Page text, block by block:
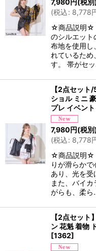
(税込: 8,778
☆商品説明☆
のシルエット
布地を使用し
れているため
す。 帯がセ
【2点セット
ショル ミニ
プレ イベン
7,980円(税別
(税込: 8,778
☆商品説明☆
りが滑らか
あり、光を受
また、バイ
がらも、柔
【2点セット
ン 花魁 着物
[1362]